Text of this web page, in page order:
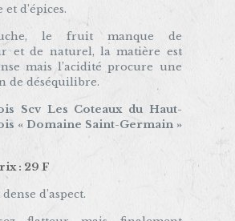
d’épices.
le fruit manque de
et de naturel, la matière est
mais l’acidité procure une
de déséquilibre.
Scv Les Coteaux du Haut-
« Domaine Saint-Germain »
: 29 F
d’aspect.